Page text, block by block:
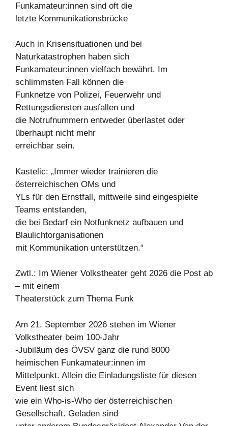
Funkamateur:innen sind oft die
letzte Kommunikationsbrücke
Auch in Krisensituationen und bei
Naturkatastrophen haben sich
Funkamateur:innen vielfach bewährt. Im
schlimmsten Fall können die
Funknetze von Polizei, Feuerwehr und
Rettungsdiensten ausfallen und
die Notrufnummern entweder überlastet oder
überhaupt nicht mehr
erreichbar sein.
Kastelic: „Immer wieder trainieren die
österreichischen OMs und
YLs für den Ernstfall, mittweile sind eingespielte
Teams entstanden,
die bei Bedarf ein Notfunknetz aufbauen und
Blaulichtorganisationen
mit Kommunikation unterstützen.“
Zwtl.: Im Wiener Volkstheater geht 2026 die Post ab
– mit einem
Theaterstück zum Thema Funk
Am 21. September 2026 stehen im Wiener
Volkstheater beim 100-Jahr
-Jubiläum des ÖVSV ganz die rund 8000
heimischen Funkamateur:innen im
Mittelpunkt. Allein die Einladungsliste für diesen
Event liest sich
wie ein Who-is-Who der österreichischen
Gesellschaft. Geladen sind